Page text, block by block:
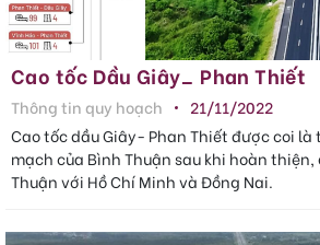
Cao tốc Dầu Giây_ Phan Thiết
Thông tin quy hoạch
21/11/2022
Cao tốc dầu Giây- Phan Thiết được coi
mạch của Bình Thuận sau khi hoàn thiện,
Thuận với Hồ Chí Minh và Đồng Nai.